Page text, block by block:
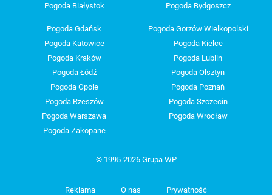
Pogoda Białystok Pogoda Bydgoszcz
Pogoda Gdańsk
Pogoda Gorzów Wielkopolski
Pogoda Katowice
Pogoda Kielce
Pogoda Kraków
Pogoda Lublin
Pogoda Łódź
Pogoda Olsztyn
Pogoda Opole
Pogoda Poznań
Pogoda Rzeszów
Pogoda Szczecin
Pogoda Warszawa
Pogoda Wrocław
Pogoda Zakopane
© 1995-2026 Grupa WP
Reklama O nas Prywatność